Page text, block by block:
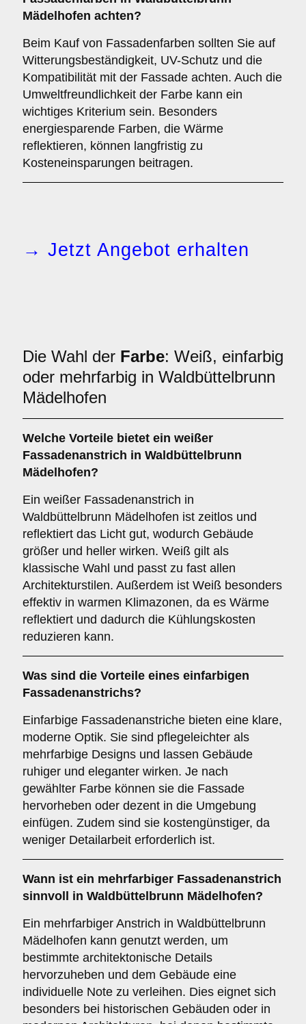
Mädelhofen achten?
Beim Kauf von Fassadenfarben sollten Sie auf
Witterungsbeständigkeit, UV-Schutz und die
Kompatibilität mit der Fassade achten. Auch die
Umweltfreundlichkeit der Farbe kann ein
wichtiges Kriterium sein. Besonders
energiesparende Farben, die Wärme
reflektieren, können langfristig zu
Kosteneinsparungen beitragen.
→ Jetzt Angebot erhalten
Die Wahl der Farbe: Weiß, einfarbig
oder mehrfarbig in Waldbüttelbrunn
Mädelhofen
Welche Vorteile bietet ein weißer
Fassadenanstrich in Waldbüttelbrunn
Mädelhofen?
Ein weißer Fassadenanstrich in
Waldbüttelbrunn Mädelhofen ist zeitlos und
reflektiert das Licht gut, wodurch Gebäude
größer und heller wirken. Weiß gilt als
klassische Wahl und passt zu fast allen
Architekturstilen. Außerdem ist Weiß besonders
effektiv in warmen Klimazonen, da es Wärme
reflektiert und dadurch die Kühlungskosten
reduzieren kann.
Was sind die Vorteile eines einfarbigen
Fassadenanstrichs?
Einfarbige Fassadenanstriche bieten eine klare,
moderne Optik. Sie sind pflegeleichter als
mehrfarbige Designs und lassen Gebäude
ruhiger und eleganter wirken. Je nach
gewählter Farbe können sie die Fassade
hervorheben oder dezent in die Umgebung
einfügen. Zudem sind sie kostengünstiger, da
weniger Detailarbeit erforderlich ist.
Wann ist ein mehrfarbiger Fassadenanstrich
sinnvoll in Waldbüttelbrunn Mädelhofen?
Ein mehrfarbiger Anstrich in Waldbüttelbrunn
Mädelhofen kann genutzt werden, um
bestimmte architektonische Details
hervorzuheben und dem Gebäude eine
individuelle Note zu verleihen. Dies eignet sich
besonders bei historischen Gebäuden oder in